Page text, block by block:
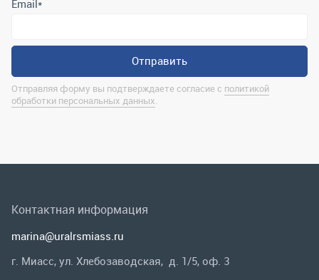
Контактная информация
marina@uralrsmiass.ru
Заказать звонок